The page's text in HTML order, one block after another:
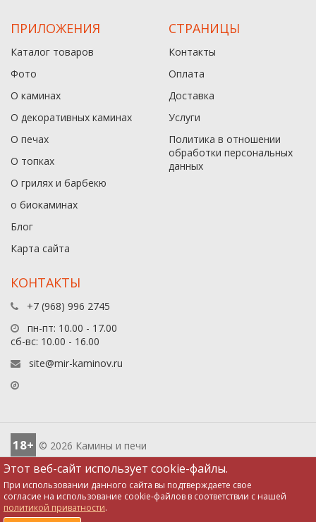
ПРИЛОЖЕНИЯ
Каталог товаров
Фото
О каминах
О декоративных каминах
О печах
О топках
О грилях и барбекю
о биокаминах
Блог
Карта сайта
СТРАНИЦЫ
Контакты
Оплата
Доставка
Услуги
Политика в отношении
обработки персональных
данныx
КОНТАКТЫ
+7 (968) 996 2745
пн-пт: 10.00 - 17.00
сб-вс: 10.00 - 16.00
site@mir-kaminov.ru
Этот веб-сайт использует cookie-файлы.
При использовании данного сайта вы подтверждаете свое
согласие на использование cookie-файлов в соответствии с нашей
политикой приватности.
18+ © 2026 Камины и печи